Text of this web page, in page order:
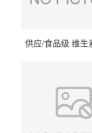
供应/食品级 维生